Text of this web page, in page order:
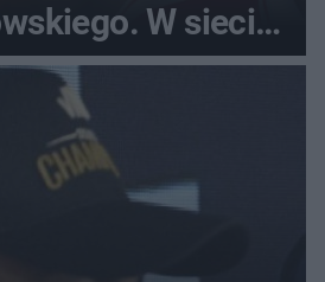
W sieci
z tego pojedynku